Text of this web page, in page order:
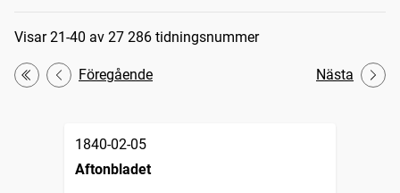
Sökresultat
Visar 21-40 av 27 286 tidningsnummer
Första
Föregående Nästa
1840-02-05
Aftonbladet